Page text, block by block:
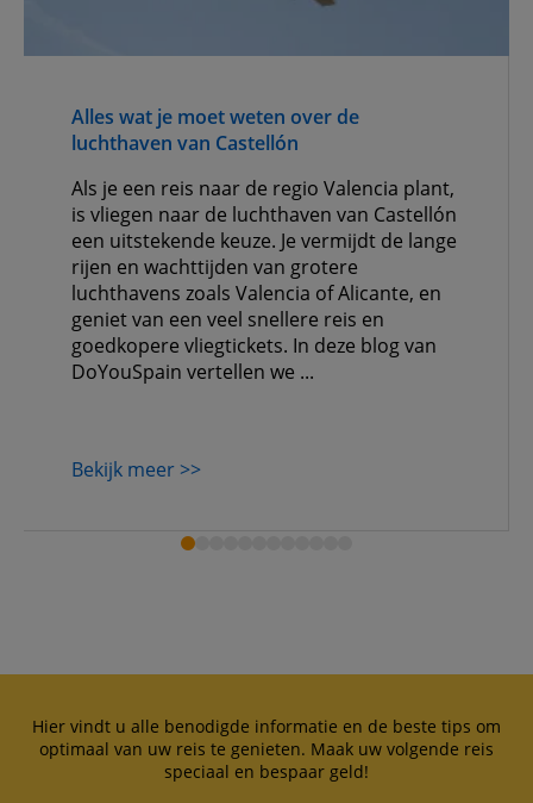
Alles wat je moet weten over de
luchthaven van Castellón
Als je een reis naar de regio Valencia plant,
is vliegen naar de luchthaven van Castellón
een uitstekende keuze. Je vermijdt de lange
rijen en wachttijden van grotere
luchthavens zoals Valencia of Alicante, en
geniet van een veel snellere reis en
goedkopere vliegtickets. In deze blog van
DoYouSpain vertellen we ...
Bekijk meer >>
Hier vindt u alle benodigde informatie en de beste tips om
optimaal van uw reis te genieten. Maak uw volgende reis
speciaal en bespaar geld!